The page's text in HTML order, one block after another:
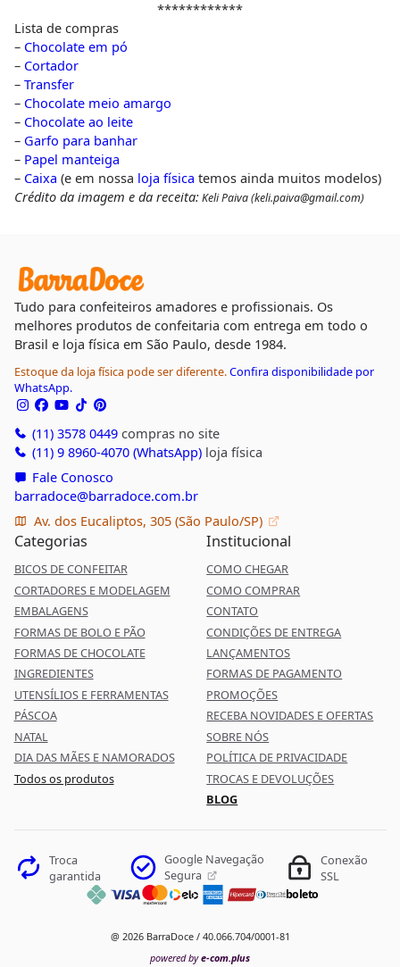
************
Lista de compras
– Chocolate em pó
– Cortador
– Transfer
– Chocolate meio amargo
– Chocolate ao leite
– Garfo para banhar
– Papel manteiga
– Caixa (e em nossa loja física temos ainda muitos modelos)
Crédito da imagem e da receita:Keli Paiva (keli.paiva@gmail.com)
Tudo para confeiteiros amadores e profissionais. Os
melhores produtos de confeitaria com entrega em todo o
Brasil e loja física em São Paulo, desde 1984.
Estoque da loja física pode ser diferente.Confira disponibilidade por
WhatsApp.
(11) 3578 0449compras no site
(11) 9 8960-4070 (WhatsApp)loja física
Fale Conosco
barradoce@barradoce.com.br
Av. dos Eucaliptos, 305 (São Paulo/SP)
Categorias
BICOS DE CONFEITAR
CORTADORES E MODELAGEM
EMBALAGENS
FORMAS DE BOLO E PÃO
FORMAS DE CHOCOLATE
INGREDIENTES
UTENSÍLIOS E FERRAMENTAS
PÁSCOA
NATAL
DIA DAS MÃES E NAMORADOS
Todos os produtos
Institucional
COMO CHEGAR
COMO COMPRAR
CONTATO
CONDIÇÕES DE ENTREGA
LANÇAMENTOS
FORMAS DE PAGAMENTO
PROMOÇÕES
RECEBA NOVIDADES E OFERTAS
SOBRE NÓS
POLÍTICA DE PRIVACIDADE
TROCAS E DEVOLUÇÕES
BLOG
Troca
garantida
Google Navegação
Segura
Conexão
SSL
boleto
@ 2026 BarraDoce / 40.066.704/0001-81
powered bye-com.plus